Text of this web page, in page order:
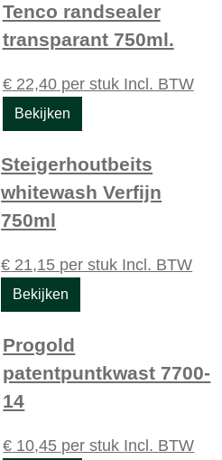
Tenco randsealer
transparant 750ml.
€22,40per stuk Incl. BTW
Bekijken
Steigerhoutbeits
whitewash Verfijn
750ml
€ 21,15 per stuk Incl. BTW
Bekijken
Progold
patentpuntkwast 7700-
14
€ 10,45 per stuk Incl. BTW